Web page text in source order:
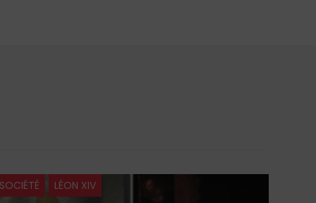
SOCIÉTÉ LÉON XIV